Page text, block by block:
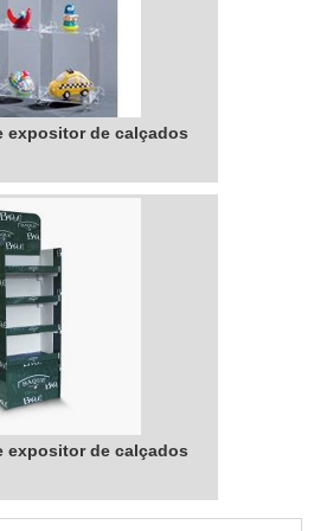
expositor de calçados
expositor de calçados